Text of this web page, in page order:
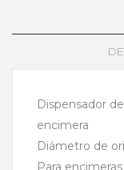
Dispensador
encimera
Diámetro de
Para